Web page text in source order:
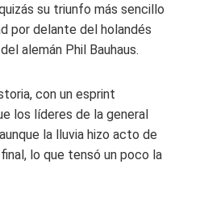
su triunfo más sencillo
por delante del holandés
alemán Phil Bauhaus.
con un esprint
los líderes de la general
la lluvia hizo acto de
lo que tensó un poco la